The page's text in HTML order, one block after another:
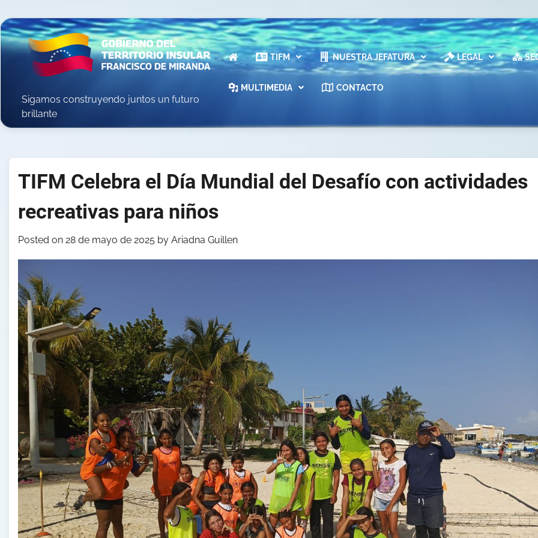
to
content
Sigamos construyendo juntos un futuro
brillante
INICIO TIFM NUESTRA JEFATURA LEGAL
MULTIMEDIA CONTACTO
TIFM Celebra el Día Mundial del Desafío con actividades
recreativas para niños
Posted on 28 de mayo de 2025 by Ariadna Guillen